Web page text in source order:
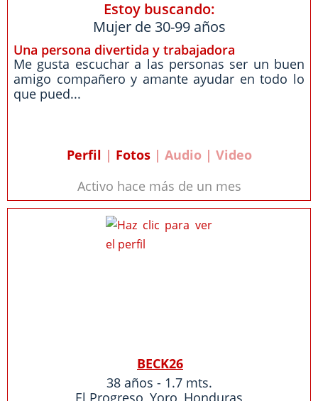
Estoy buscando:
Mujer de 30-99 años
Una persona divertida y trabajadora
Me gusta escuchar a las personas ser un buen
amigo compañero y amante ayudar en todo lo
que pued...
Perfil | Fotos| Audio | Video
Activo hace más de un mes
BECK26
38 años - 1.7 mts.
El Progreso Yoro Honduras